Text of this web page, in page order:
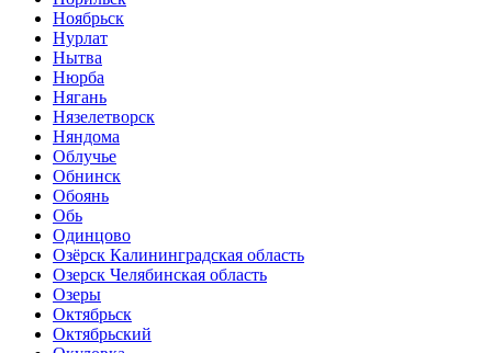
Ноябрьск
Нурлат
Нытва
Нюрба
Нягань
Нязелетворск
Няндома
Облучье
Обнинск
Обоянь
Обь
Одинцово
Озёрск Калининградская область
Озерск Челябинская область
Озеры
Октябрьск
Октябрьский